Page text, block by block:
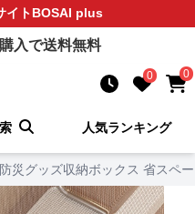
イトBOSAI plus
入で送料無料
0 0
人気ランキング
防災グッズ収納ボックス 省スペ